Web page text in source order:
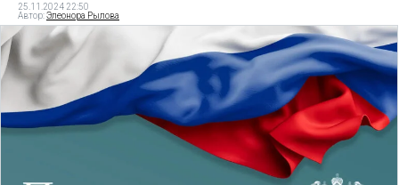
25.11.2024 22:50
Автор:Элеонора Рылова